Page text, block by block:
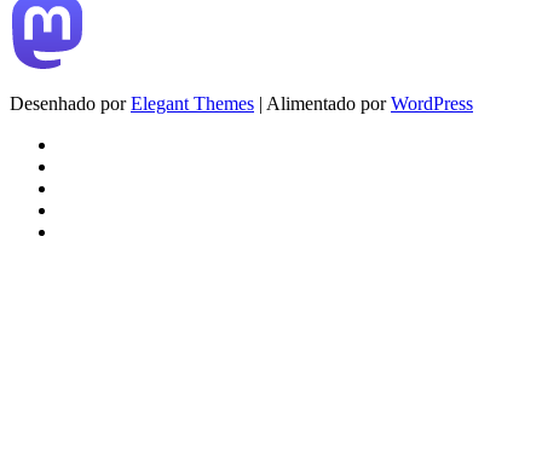
Desenhado porElegant Themes | Alimentado porWordPress